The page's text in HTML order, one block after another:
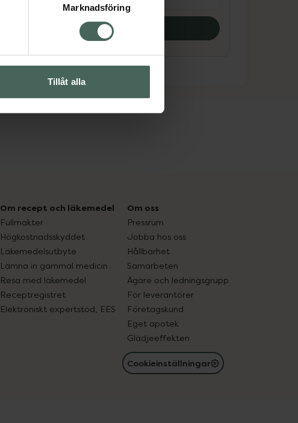
Marknadsföring
Tillåt alla
Köp båda
Om recept och läkemedel
Fullmakter
Högkostnadsskyddet
Läkemedelsutbyte
Lämna in gammal medicin
Resa med läkemedel
Receptregistret
Elektroniskt expertstöd, EES
Om oss
Pressrum
Jobba hos oss
Hållbarhet
Samarbeten
Ägare och ledningsgrupp
För leverantörer
Företagskund
Eget apotek
Glädjeeffekten
Cookieinställningar